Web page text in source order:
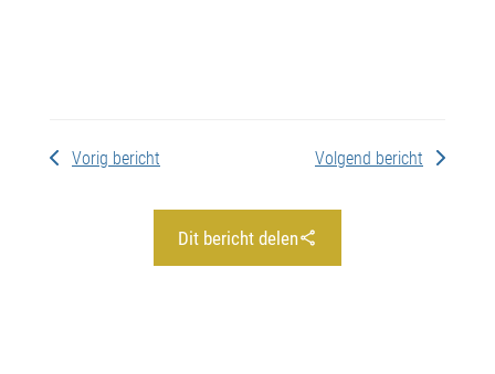
Vorig bericht Volgend bericht
Dit bericht delen